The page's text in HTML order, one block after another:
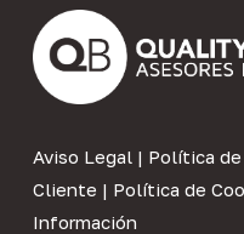
Aviso Legal| Política de
Cliente | Política de
Información